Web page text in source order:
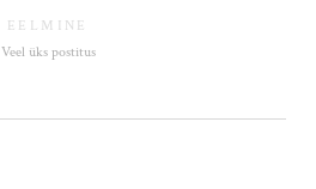
EELMINE
Veel üks postitus